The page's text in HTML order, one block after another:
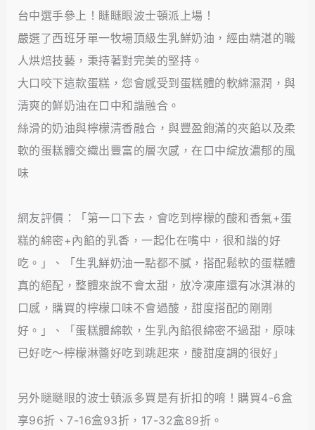
台中選手參上！瞇瞇眼波士頓派上場！
嚴選了西班牙單一牧場頂級生乳鮮奶油，經由精湛的職
人烘焙技藝，秉持著對完美的堅持。
大口咬下這款蛋糕，您會感受到蛋糕體的軟綿濕潤，與
清爽的鮮奶油在口中和諧融合。
絲滑的奶油與檸檬清香融合，與豐盈飽滿的夾餡以及柔
軟的蛋糕體交織出豐富的層次感，在口中綻放濃郁的風
味
網友評價：「第一口下去，會吃到檸檬的酸和香氣+蛋
糕的綿密+內餡的乳香，一起化在嘴中，很和諧的好
吃。」、「生乳鮮奶油一點都不膩，搭配鬆軟的蛋糕體
真的絕配，整體來說不會太甜，放冷凍庫還有冰淇淋的
口感，購買的檸檬口味不會過酸，甜度搭配的剛剛
好。」、「蛋糕體綿軟，生乳內餡很綿密不過甜，原味
已好吃～檸檬淋醬好吃到跳起來，酸甜度調的很好」
另外瞇瞇眼的波士頓派多買是有折扣的唷！購買4-6盒
享96折、7-16盒93折，17-32盒89折。